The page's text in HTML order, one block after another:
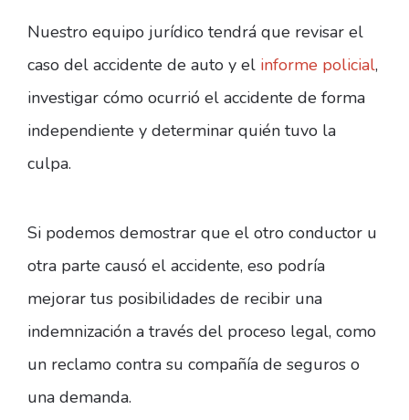
Nuestro equipo jurídico tendrá que revisar el
caso del accidente de auto y el informe policial,
investigar cómo ocurrió el accidente de forma
independiente y determinar quién tuvo la
culpa.
Si podemos demostrar que el otro conductor u
otra parte causó el accidente, eso podría
mejorar tus posibilidades de recibir una
indemnización a través del proceso legal, como
un reclamo contra su compañía de seguros o
una demanda.